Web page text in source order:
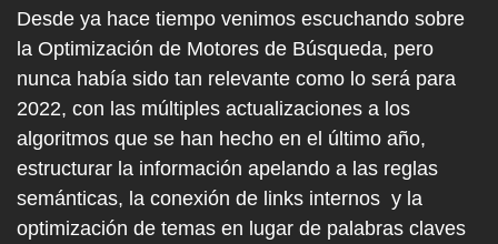
Desde ya hace tiempo venimos escuchando sobre
la Optimización de Motores de Búsqueda, pero
nunca había sido tan relevante como lo será para
2022, con las múltiples actualizaciones a los
algoritmos que se han hecho en el último año,
estructurar la información apelando a las reglas
semánticas, la conexión de links internos y la
optimización de temas en lugar de palabras claves